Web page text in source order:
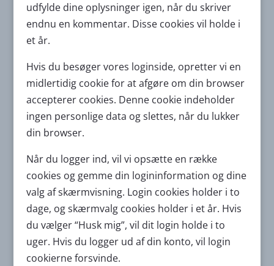
udfylde dine oplysninger igen, når du skriver
endnu en kommentar. Disse cookies vil holde i
et år.
Hvis du besøger vores loginside, opretter vi en
midlertidig cookie for at afgøre om din browser
accepterer cookies. Denne cookie indeholder
ingen personlige data og slettes, når du lukker
din browser.
Når du logger ind, vil vi opsætte en række
cookies og gemme din logininformation og dine
valg af skærmvisning. Login cookies holder i to
dage, og skærmvalg cookies holder i et år. Hvis
du vælger “Husk mig”, vil dit login holde i to
uger. Hvis du logger ud af din konto, vil login
cookierne forsvinde.